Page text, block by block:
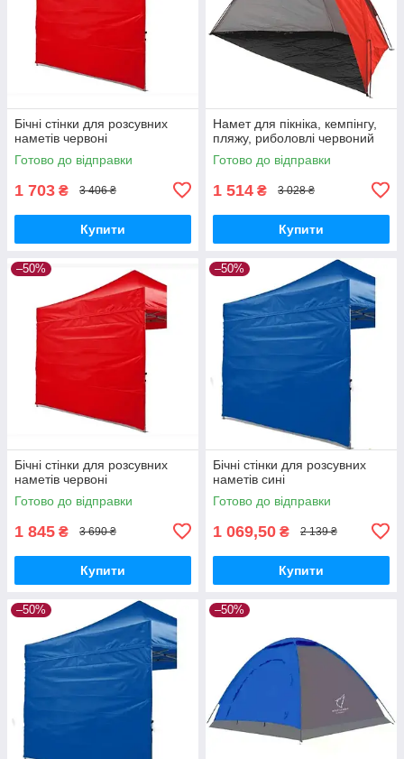
Бічні стінки для розсувних
наметів червоні
Готово до відправки
1 703 ₴ 3 406 ₴
Купити
Намет для пікніка, кемпінгу,
пляжу, риболовлі червоний
Готово до відправки
1 514 ₴ 3 028 ₴
Купити
–50%
Бічні стінки для розсувних
наметів червоні
Готово до відправки
1 845 ₴ 3 690 ₴
Купити
–50%
Бічні стінки для розсувних
наметів сині
Готово до відправки
1 069,50 ₴ 2 139 ₴
Купити
–50% –50%